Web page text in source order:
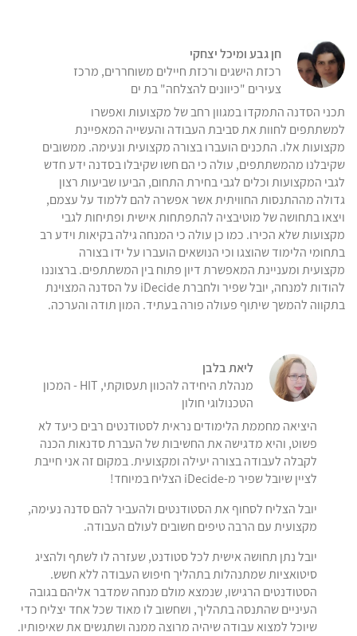
חן גבע ומיכל יצחקי
רכזת הישגים ורכזת חיילים משוחררים, מרכז
צעירים "כיוונים להצלחה" בת ים
תכני הסדנה התמקדו במגוון רחב של מקצועות ואפשרו
למשתתפים לחוות את סביבת העבודה והעשייה המאפיינת
מקצועות אלו. התכנים הועברו בצורה מקצועית ונעימה. ממשובים
שקיבלנו מהמשתתפים, עולה כי הם חשו שקיבלו בסדנה ידע חדש
לגבי המקצועות וכלים לגבי בחירת התחום, הביעו שביעות רצון
גדולה מההתנסות החוויתית אשר אפשרה להם ללמוד על עצמם,
ויצאו בתחושה של מוטיבציה להתפתחות אישית ופתיחות לגבי
מקצועות שלא הכירו. כמו כן עולה כי המנחה גילה בקיאות וידע רב
בתחומי הלימוד שהוצגו וכי הנושאים הועברו על ידו בצורה
מקצועית ומעניינת המאפשרת דיון פתוח בין המשתתפים. ברצוננו
להודות למנחה, יובל שפיר ולחברת iDecide על הסדנה המצוינת
בתקווה להמשך שיתוף פעולה פורה בעתיד. המון תודה והערכה.
ליאת בלבן
מנהלת היחידה להכוון תעסוקתי, HIT - המכון
הטכנולוגי חולון
היציאה מחממת הלימודים נראית לסטודנטים רבים כיעד לא
פשוט, והיא מדגישה את החשיבות של העברת סדנאות הכנה
לקבלה לעבודה בצורה יעילה ומקצועית. במקום זה אני חייבת
לציין שיובל שפיר מ-iDecide הצליח במיוחד!
יובל הצליח לסחוף את הסטודנטים ולהעביר להם סדנה נעימה,
מקצועית עם הרבה טיפים חשובים לעולם העבודה.
יובל נתן תחושה אישית לכל סטודנט, שעזרה לו לשתף ולהציג
סיטואציות שמתנהלות בתהליך חיפוש העבודה ללא חשש.
הסטודנטים הרגישו, שנמצא מולם מנחה שמדבר אליהם בגובה
העיניים שהתנסה בתהליך, ושחשוב לו מאוד שכל אחד יצליח כדי
שיוכל למצוא עבודה שיהיה מרוצה ממנה ושתגשים את שאיפותיו.